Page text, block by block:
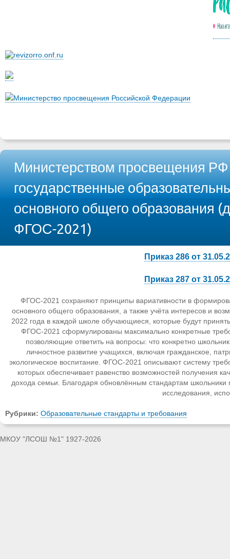
Министерство просвещения Российской Федерации
Министерством просвещения
государственные
основного общего
ФГОС-2021)
Приказ 286 от
Приказ 287 от
ФГОС-2021 сохраняют принципы вариативности в
основного общего образования, а также учёта интересов и
2022 года в каждой школе обучающиеся, которые будут
ФГОС-2021 сформулированы максимально конкретные
позволяющие ответить на вопросы: что конкретно
личностное развитие учащихся, включая гражданское,
экологическое воспитание. ФГОС-2021 описывают систему
которых обеспечивает равенство возможностей получения
дохода семьи. Благодаря обновлённым стандартам школьники
исследования,
Рубрики: Образовательные стандарты и требования
МКОУ "ЛСОШ №1" 1927-2026